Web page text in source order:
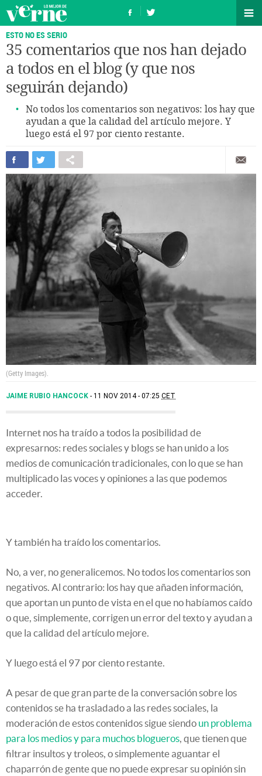
ESTO NO ES SERIO
35 comentarios que nos han dejado
a todos en el blog (y que nos
seguirán dejando)
No todos los comentarios son negativos: los hay que
ayudan a que la calidad del artículo mejore. Y
luego está el 97 por ciento restante.
(Getty Images).
JAIME RUBIO HANCOCK 11 NOV 2014 - 07:25 CET
Internet nos ha traído a todos la posibilidad de
expresarnos: redes sociales y blogs se han unido a los
medios de comunicación tradicionales, con lo que se han
multiplicado las voces y opiniones a las que podemos
acceder.
Y también ha traído los comentarios.
No, a ver, no generalicemos. No todos los comentarios son
negativos. Al contrario: los hay que añaden información,
que aportan un punto de vista en el que no habíamos caído
o que, simplemente, corrigen un error del texto y ayudan a
que la calidad del artículo mejore.
Y luego está el 97 por ciento restante.
A pesar de que gran parte de la conversación sobre los
contenidos se ha trasladado a las redes sociales, la
moderación de estos contenidos sigue siendo un problema
para los medios y para muchos blogueros, que tienen que
filtrar insultos y troleos, o simplemente aguantar el
chaparrón de gente que no puede expresar su opinión sin